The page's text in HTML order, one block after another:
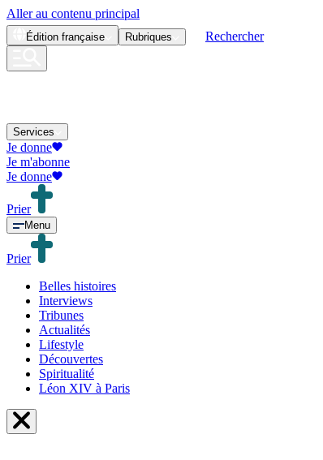
Aller au contenu principal
Édition française Rubriques Rechercher
Services
Je donne
Je m'abonne
Je donne
Prier
Menu
Prier
Belles histoires
Interviews
Tribunes
Actualités
Lifestyle
Découvertes
Spiritualité
Léon XIV à Paris